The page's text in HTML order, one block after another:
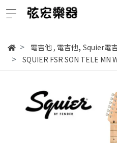
電吉他, 電吉他, Squier電
SQUIER FSR SON TELE MN